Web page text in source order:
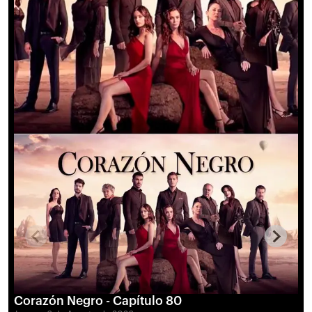
Corazón Negro - Capítulo 80